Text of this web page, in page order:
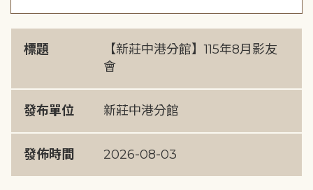
標題
【新莊中港分館】115年8月影友
會
發布單位 新莊中港分館
發佈時間 2026-08-03